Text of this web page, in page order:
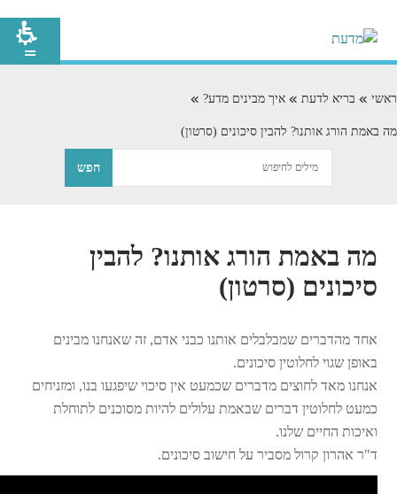
ראשי בריא לדעת איך מבינים מדע?
מה באמת הורג אותנו? להבין סיכונים (סרטון)
מה באמת הורג אותנו? להבין
סיכונים (סרטון)
אחד מהדברים שמבלבלים אותנו כבני אדם, זה שאנחנו מבינים
באופן שגוי לחלוטין סיכונים.
אנחנו מאד לחוצים מדברים שכמעט אין סיכוי שיפגעו בנו, ומזניחים
כמעט לחלוטין דברים שבאמת עלולים להיות מסוכנים לתוחלת
ואיכות החיים שלנו.
ד"ר אהרון קרול מסביר על חישוב סיכונים.